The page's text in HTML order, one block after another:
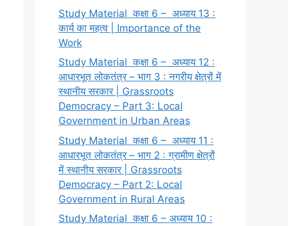
Study Material कक्षा 6 – अध्याय 13 :
कार्य का महत्व | Importance of the
Work
Study Material कक्षा 6 – अध्याय 12 :
आधारभूत लोकतंत्र – भाग 3 : नगरीय क्षेत्रों में
स्थानीय सरकार | Grassroots
Democracy – Part 3: Local
Government in Urban Areas
Study Material कक्षा 6 – अध्याय 11 :
आधारभूत लोकतंत्र – भाग 2 : ग्रामीण क्षेत्रों
में स्थानीय सरकार | Grassroots
Democracy – Part 2: Local
Government in Rural Areas
Study Material कक्षा 6 – अध्याय 10 :